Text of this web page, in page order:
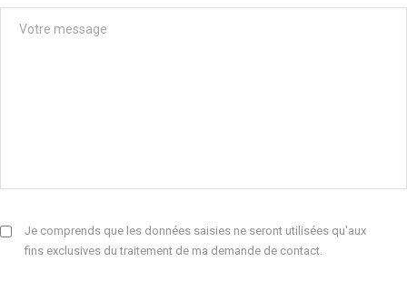
Je comprends que les données saisies ne seront utilisées qu'aux
fins exclusives du traitement de ma demande de contact.